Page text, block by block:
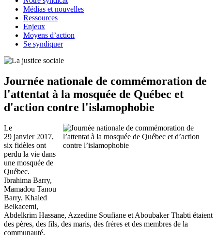
Médias et nouvelles
Ressources
Enjeux
Moyens d’action
Se syndiquer
Journée nationale de commémoration de
l'attentat à la mosquée de Québec et
d'action contre l'islamophobie
Le
29 janvier 2017,
six fidèles ont
perdu la vie dans
une mosquée de
Québec.
Ibrahima Barry,
Mamadou Tanou
Barry, Khaled
Belkacemi,
Abdelkrim Hassane, Azzedine Soufiane et Aboubaker Thabti étaient
des pères, des fils, des maris, des frères et des membres de la
communauté.